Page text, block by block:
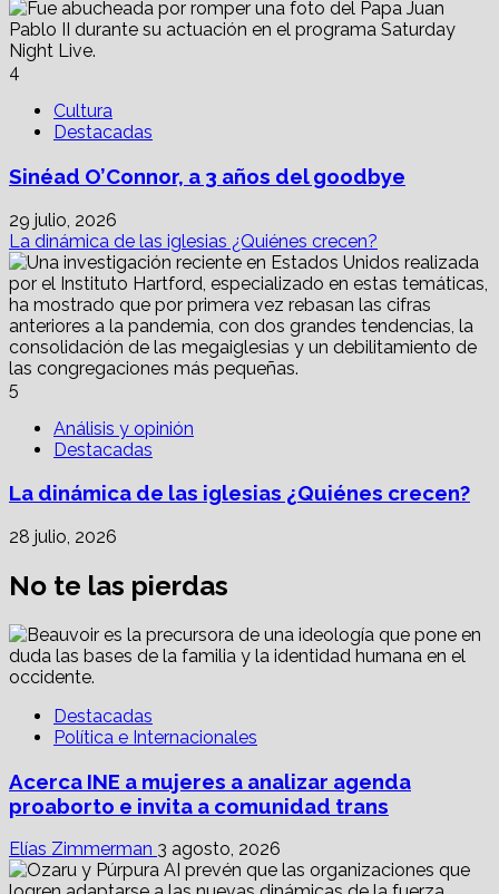
4
Cultura
Destacadas
Sinéad O’Connor, a 3 años del goodbye
29 julio, 2026
La dinámica de las iglesias ¿Quiénes crecen?
5
Análisis y opinión
Destacadas
La dinámica de las iglesias ¿Quiénes crecen?
28 julio, 2026
No te las pierdas
Destacadas
Política e Internacionales
Acerca INE a mujeres a analizar agenda
proaborto e invita a comunidad trans
Elías Zimmerman 3 agosto, 2026